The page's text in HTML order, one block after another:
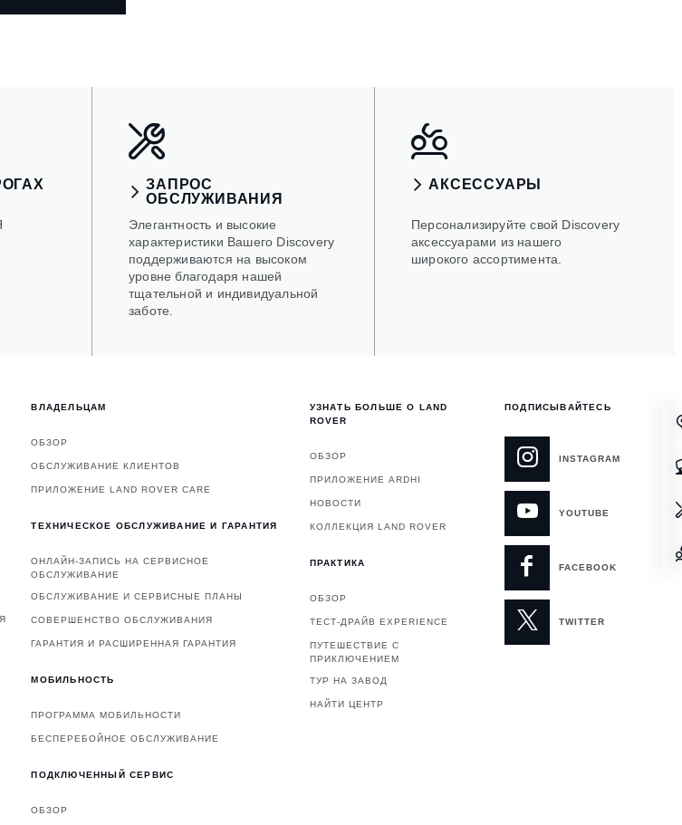
ЗАПРОС
ОБСЛУЖИВАНИЯ
Элегантность и высокие
характеристики Вашего Discovery
поддерживаются на высоком
уровне благодаря нашей
тщательной и индивидуальной
заботе.
АКСЕССУАРЫ
Персонализируйте свой Discovery
аксессуарами из нашего
широкого ассортимента.
ВЛАДЕЛЬЦАМ
ОБЗОР
ОБСЛУЖИВАНИЕ КЛИЕНТОВ
ПРИЛОЖЕНИЕ LAND ROVER CARE
ТЕХНИЧЕСКОЕ ОБСЛУЖИВАНИЕ И ГАРАНТИЯ
ОНЛАЙН-ЗАПИСЬ НА СЕРВИСНОЕ
ОБСЛУЖИВАНИЕ
ОБСЛУЖИВАНИЕ И СЕРВИСНЫЕ ПЛАНЫ
СОВЕРШЕНСТВО ОБСЛУЖИВАНИЯ
ГАРАНТИЯ И РАСШИРЕННАЯ ГАРАНТИЯ
МОБИЛЬНОСТЬ
ПРОГРАММА МОБИЛЬНОСТИ
БЕСПЕРЕБОЙНОЕ ОБСЛУЖИВАНИЕ
ПОДКЛЮЧЕННЫЙ СЕРВИС
ОБЗОР
УЗНАТЬ БОЛЬШЕ О LAND
ROVER
ОБЗОР
ПРИЛОЖЕНИЕ ARDHI
НОВОСТИ
КОЛЛЕКЦИЯ LAND ROVER
ПРАКТИКА
ОБЗОР
ТЕСТ-ДРАЙВ EXPERIENCE
ПУТЕШЕСТВИЕ С
ПРИКЛЮЧЕНИЕМ
ТУР НА ЗАВОД
НАЙТИ ЦЕНТР
ПОДПИСЫВАЙТЕСЬ
INSTAGRAM
YOUTUBE
FACEBOOK
TWITTER